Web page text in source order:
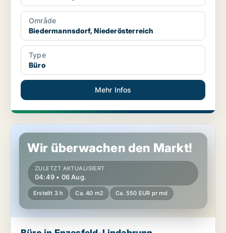
Område
Biedermannsdorf, Niederösterreich
Type
Büro
Mehr Infos
Büro in Enzesfeld-Lindabrunn, Niederösterreich
Wir überwachen den Markt!
ZULETZT AKTUALISIERT
04:49 • 06 Aug.
Erstellt 3 h Ca. 40 m2 Ca. 550 EUR pr md